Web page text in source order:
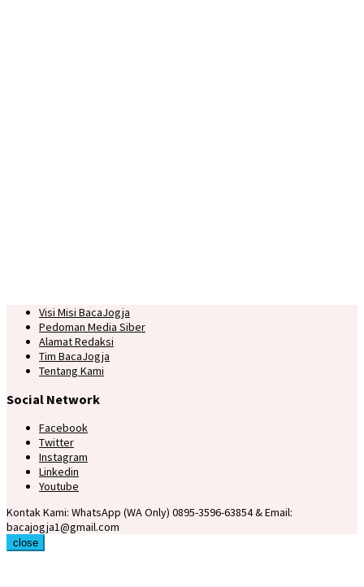
Visi Misi BacaJogja
Pedoman Media Siber
Alamat Redaksi
Tim BacaJogja
Tentang Kami
Social Network
Facebook
Twitter
Instagram
Linkedin
Youtube
Kontak Kami: WhatsApp (WA Only) 0895-3596-63854 & Email:
bacajogja1@gmail.com
close